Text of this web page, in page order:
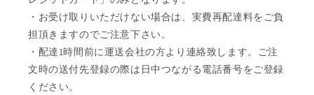
・お受け取りいただけない場合は、実費再配達料をご負
担頂きますのでご注意下さい。
・配達1時間前に運送会社の方より連絡致します。ご注
文時の送付先登録の際は日中つながる電話番号をご登録
ください。